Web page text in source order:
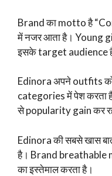
Brand का motto है
में नजर आता है। Young
इसके target audience
Edinora अपने outfits
categories में पेश करता
से popularity gain कर
Edinora की सबसे खास
है। Brand
का इस्तेमाल करता है।